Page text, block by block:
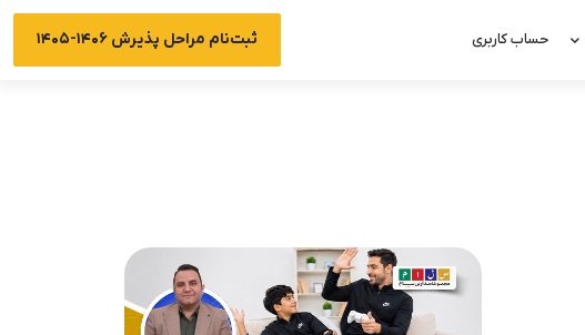
حساب کاربری ثبت‌نام مراحل پذیرش ۱۴۰۶-۱۴۰۵